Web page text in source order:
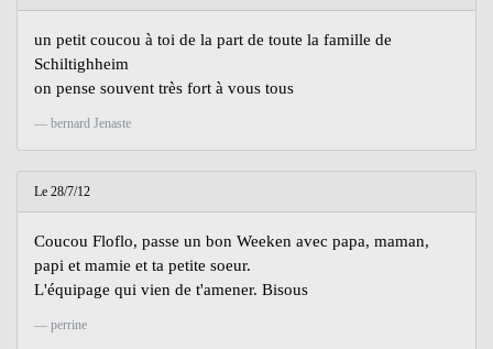
un petit coucou à toi de la part de toute la famille de
Schiltighheim
on pense souvent très fort à vous tous
bernard Jenaste
Le 28/7/12
Coucou Floflo, passe un bon Weeken avec papa, maman,
papi et mamie et ta petite soeur.
L'équipage qui vien de t'amener. Bisous
perrine